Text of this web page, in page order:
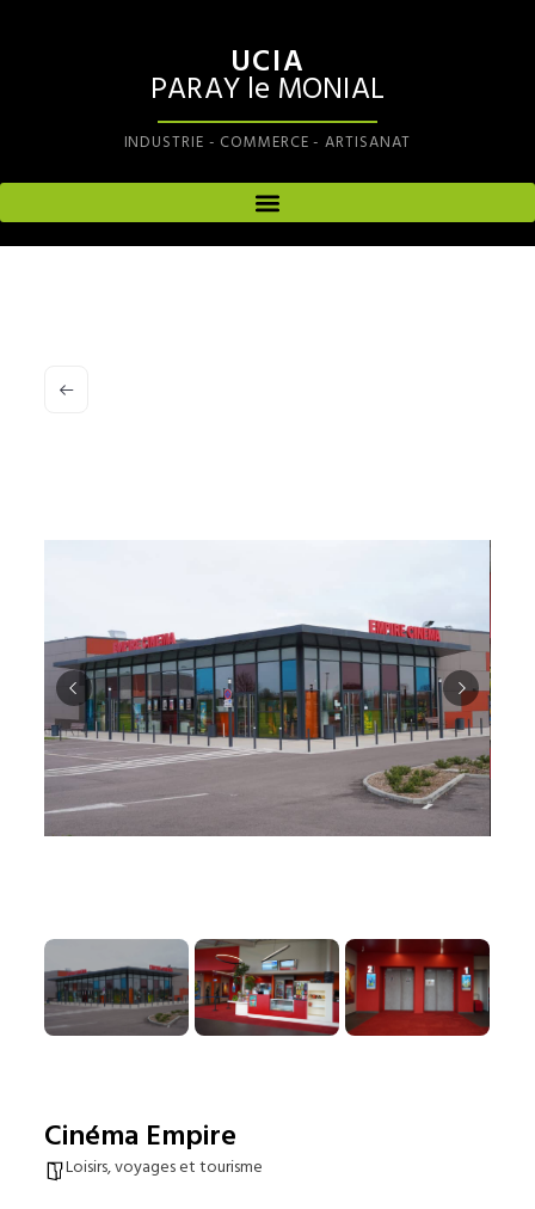
UCIA
PARAY le MONIAL
INDUSTRIE - COMMERCE - ARTISANAT
Cinéma Empire
Loisirs, voyages et tourisme